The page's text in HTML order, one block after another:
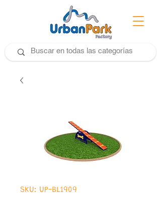
SKU: UP-BL1909